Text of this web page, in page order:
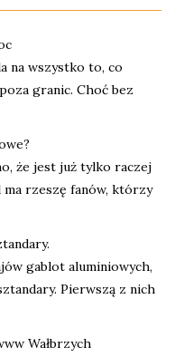
na wszystko to, co
granic. Choć bez
że jest już tylko raczej
ma rzeszę fanów, którzy
gablot aluminiowych,
Pierwszą z nich
Wałbrzych